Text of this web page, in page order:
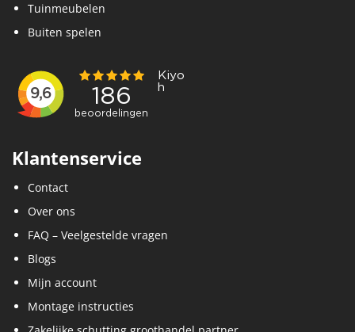
Tuinmeubelen
Buiten spelen
Klantenservice
Contact
Over ons
FAQ – Veelgestelde vragen
Blogs
Mijn account
Montage instructies